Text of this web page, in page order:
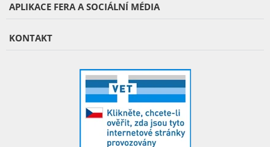
APLIKACE FERA A SOCIÁLNÍ MÉDIA
KONTAKT